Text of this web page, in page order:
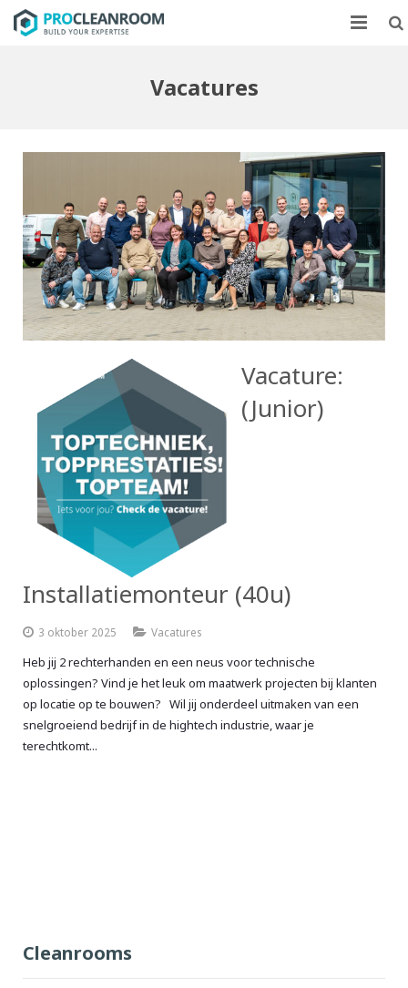
MARKTEN
CASE STUDIES
OVER ONS
CONTACT
Vacatures
Vacature:
(Junior)
Installatiemonteur (40u)
3 oktober 2025 Vacatures
Heb jij 2 rechterhanden en een neus voor technische
oplossingen? Vind je het leuk om maatwerk projecten bij klanten
op locatie op te bouwen? Wil jij onderdeel uitmaken van een
snelgroeiend bedrijf in de hightech industrie, waar je
terechtkomt...
Cleanrooms